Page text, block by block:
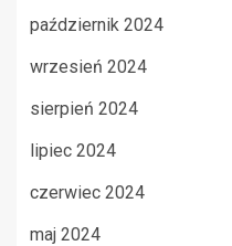
październik 2024
wrzesień 2024
sierpień 2024
lipiec 2024
czerwiec 2024
maj 2024